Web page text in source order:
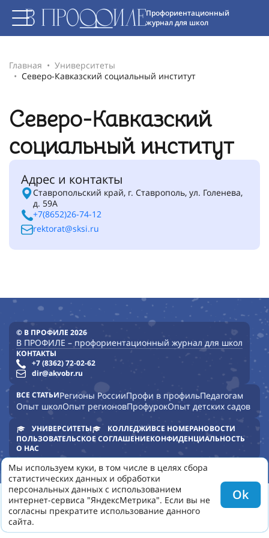
Профориентационный
журнал для школ
Главная
Университеты
Северо-Кавказский социальный институт
Северо-Кавказский
социальный институт
Адрес и контакты
Ставропольский край, г. Ставрополь, ул. Голенева,
д. 59А
+7(8652)26-74-12
rektorat@sksi.ru
© В ПРОФИЛЕ 2026
В ПРОФИЛЕ – профориентационный журнал для школ
КОНТАКТЫ
+7 (8362) 72-02-62
dir@akvobr.ru
ВСЕ СТАТЬИРегионы РоссииПрофи в профильПедагогам
Опыт школОпыт регионовПрофурокОпыт детских садов
УНИВЕРСИТЕТЫ КОЛЛЕДЖИВСЕ НОМЕРАНОВОСТИ
ПОЛЬЗОВАТЕЛЬСКОЕ СОГЛАШЕНИЕКОНФИДЕНЦИАЛЬНОСТЬ
О НАС
Мы используем куки, в том числе в целях сбора
статистических данных и обработки
персональных данных с использованием
интернет-сервиса "ЯндексМетрика". Если вы не
согласны прекратите использование данного
сайта.
Ok